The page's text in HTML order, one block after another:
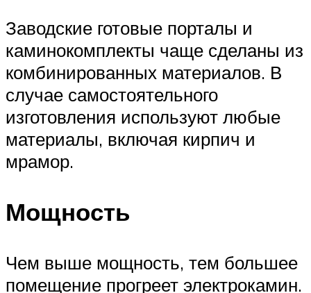
Заводские готовые порталы и
каминокомплекты чаще сделаны из
комбинированных материалов. В
случае самостоятельного
изготовления используют любые
материалы, включая кирпич и
мрамор.
Мощность
Чем выше мощность, тем большее
помещение прогреет электрокамин.